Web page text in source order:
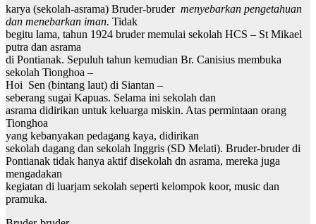
karya (sekolah-asrama) Bruder-bruder menyebarkan pengetahuan
dan menebarkan iman. Tidak
begitu lama, tahun 1924 bruder memulai sekolah HCS – St Mikael
putra dan asrama
di Pontianak. Sepuluh tahun kemudian Br. Canisius membuka
sekolah Tionghoa –
Hoi Sen (bintang laut) di Siantan –
seberang sugai Kapuas. Selama ini sekolah dan
asrama didirikan untuk keluarga miskin. Atas permintaan orang
Tionghoa
yang kebanyakan pedagang kaya, didirikan
sekolah dagang dan sekolah Inggris (SD Melati). Bruder-bruder di
Pontianak tidak hanya aktif disekolah dn asrama, mereka juga
mengadakan
kegiatan di luarjam sekolah seperti kelompok koor, music dan
pramuka.